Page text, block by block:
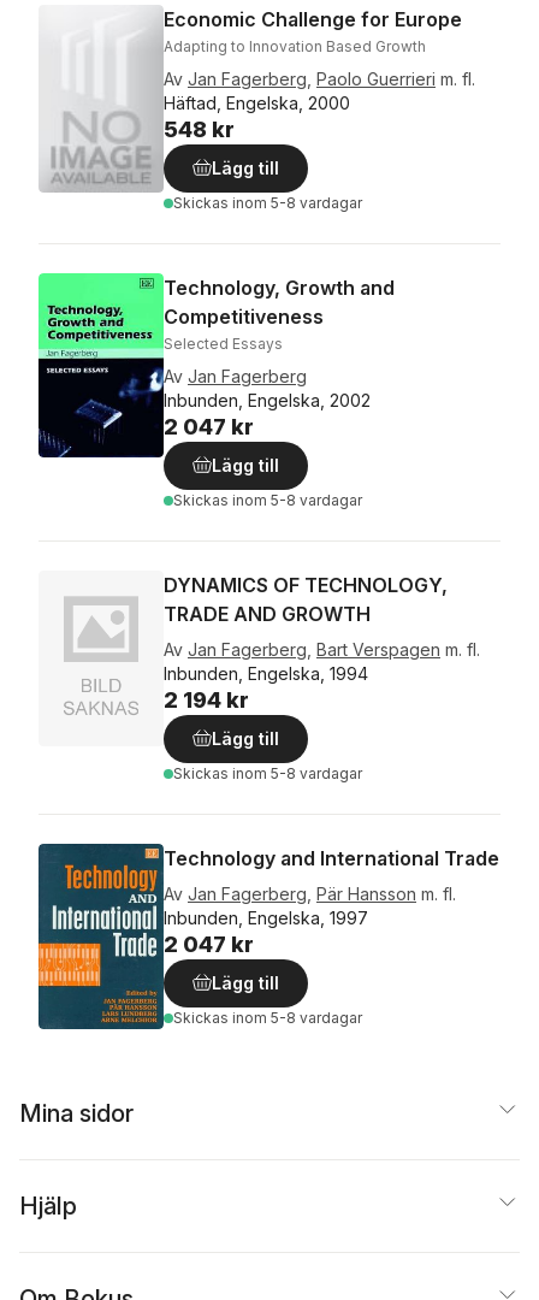
Economic Challenge for Europe
Adapting to Innovation Based Growth
Av Jan Fagerberg Paolo Guerrieri m. fl.
Häftad, Engelska, 2000
548 kr
Lägg till
Skickas inom 5-8 vardagar
Technology, Growth and
Competitiveness
Selected Essays
Av Jan Fagerberg
Inbunden, Engelska, 2002
2 047 kr
Lägg till
Skickas inom 5-8 vardagar
DYNAMICS OF TECHNOLOGY,
TRADE AND GROWTH
Av Jan Fagerberg Bart Verspagen m. fl.
Inbunden, Engelska, 1994
2 194 kr
Lägg till
Skickas inom 5-8 vardagar
Technology and International Trade
Av Jan Fagerberg Pär Hansson m. fl.
Inbunden, Engelska, 1997
2 047 kr
Lägg till
Skickas inom 5-8 vardagar
Mina sidor
Hjälp